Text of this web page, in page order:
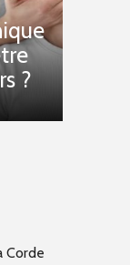
?
Corde